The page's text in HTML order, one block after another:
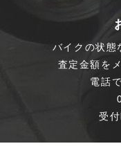
バイクの状態
査定金額を
電話
受